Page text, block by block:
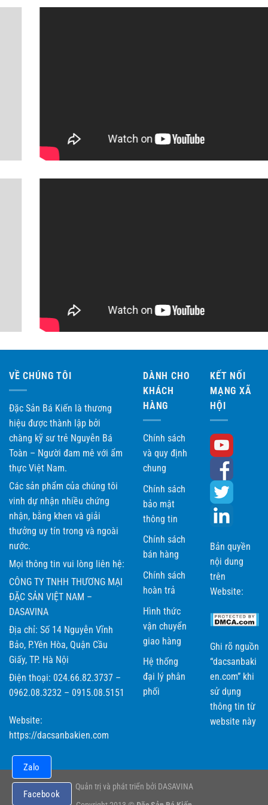
vọng đây sẽ trở thành lựa chọn được nhiều người yêu thích.
Liên hệ đặt hàng:
CÔNG TY TNHH THƯƠNG MẠI ĐẶC SẢN VIỆT NAM
Địa chỉ: Số 1, Lô 4E, Đường Trung Yên 10B, Phường Yên
Hòa, Cầu Giấy, Hà Nội
0962.08.3232 – 024.66.82.3737
Website: dacsanbakien.com, dasavina.org
Chúc Quý khách có những trải nghiệm tuyệt vời khi lựa
chọn đặt mua các đặc sản mang thương hiệu Bá Kiến!
VỀ CHÚNG TÔI
Đặc Sản Bá Kiến là thương
hiệu được thành lập bởi
chàng kỹ sư trẻ Nguyễn Bá
Toàn – Người đam mê với ẩm
thực Việt Nam.
Các sản phẩm của chúng tôi
vinh dự nhận nhiều chứng
nhận, bằng khen và giải
thưởng uy tín trong và ngoài
nước.
Mọi thông tin vui lòng liên hệ:
CÔNG TY TNHH THƯƠNG MẠI
ĐẶC SẢN VIỆT NAM –
DASAVINA
Địa chỉ: Số 14 Nguyễn Vĩnh
Bảo, P.Yên Hòa, Quận Cầu
Giấy, TP. Hà Nội
Điện thoại: 024.66.82.3737 –
0962.08.3232 – 0915.08.5151
Website:
https://dacsanbakien.com
DÀNH CHO
KHÁCH
HÀNG
Chính sách
và quy định
chung
Chính sách
bảo mật
thông tin
Chính sách
bán hàng
Chính sách
hoàn trả
Hình thức
vận chuyển
giao hàng
Hệ thống
đại lý phân
phối
KẾT NỐI
MẠNG XÃ
HỘI
Bản quyền
nội dung
trên
Website:
Ghi rõ nguồn
“dacsanbaki
en.com” khi
sử dụng
thông tin từ
website này
Quản trị và phát triển bởi DASAVINA
Zalo
Facebook